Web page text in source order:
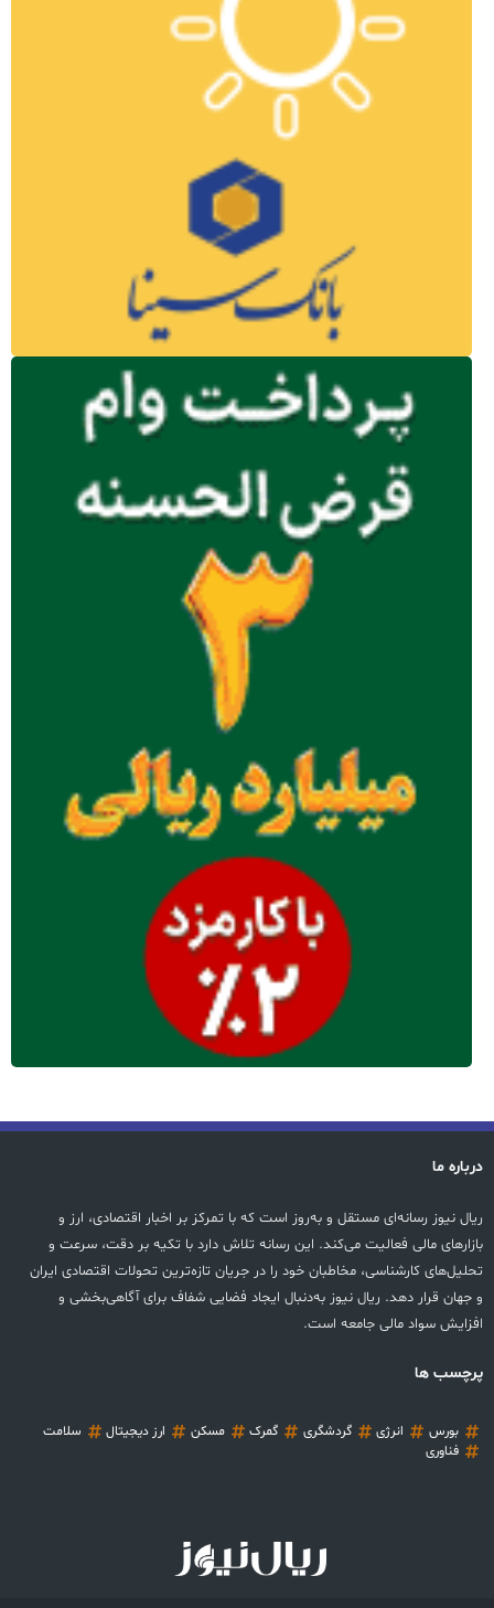
درباره ما
ریال نیوز رسانه‌ای مستقل و به‌روز است که با تمرکز بر اخبار اقتصادی، ارز و
بازارهای مالی فعالیت می‌کند. این رسانه تلاش دارد با تکیه بر دقت، سرعت و
تحلیل‌های کارشناسی، مخاطبان خود را در جریان تازه‌ترین تحولات اقتصادی ایران
و جهان قرار دهد. ریال نیوز به‌دنبال ایجاد فضایی شفاف برای آگاهی‌بخشی و
افزایش سواد مالی جامعه است.
پرچسب ها
بورس انرژی گردشگری گمرک مسکن ارز دیجیتال
سلامت
فناوری